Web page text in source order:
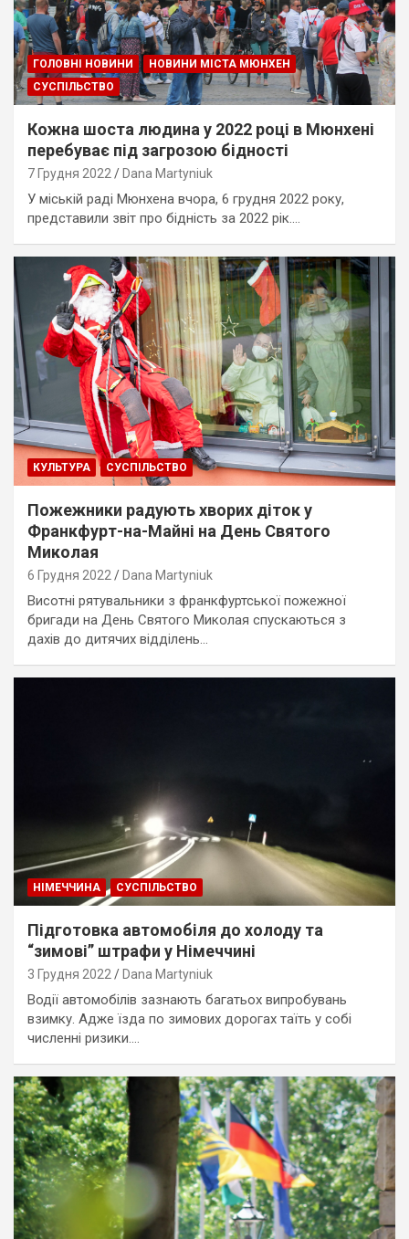
ГОЛОВНІ НОВИНИ
НОВИНИ МІСТА МЮНХЕН
СУСПІЛЬСТВО
Кожна шоста людина у 2022 році в Мюнхені
перебуває під загрозою бідності
7 Грудня 2022 Dana Martyniuk
У міській раді Мюнхена вчора, 6 грудня 2022 року,
представили звіт про бідність за 2022 рік.…
КУЛЬТУРА СУСПІЛЬСТВО
Пожежники радують хворих діток у
Франкфурт-на-Майні на День Святого
Миколая
6 Грудня 2022 Dana Martyniuk
Висотні рятувальники з франкфуртської пожежної
бригади на День Святого Миколая спускаються з
дахів до дитячих відділень…
НІМЕЧЧИНА СУСПІЛЬСТВО
Підготовка автомобіля до холоду та
“зимові” штрафи у Німеччині
3 Грудня 2022 Dana Martyniuk
Водії автомобілів зазнають багатьох випробувань
взимку. Адже їзда по зимових дорогах таїть у собі
численні ризики.…